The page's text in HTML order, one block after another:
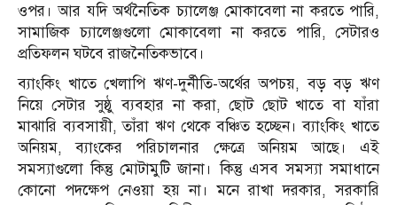
ওপর। আর যদি অর্থনৈতিক চ্যালেঞ্জ মোকাবেলা না করতে পারি,
সামাজিক চ্যালেঞ্জগুলো মোকাবেলা না করতে পারি, সেটারও
প্রতিফলন ঘটবে রাজনৈতিকভাবে।
ব্যাংকিং খাতে খেলাপি ঋণ-দুর্নীতি-অর্থের অপচয়, বড় বড় ঋণ
নিয়ে সেটার সুষ্ঠু ব্যবহার না করা, ছোট ছোট খাতে বা যাঁরা
মাঝারি ব্যবসায়ী, তাঁরা ঋণ থেকে বঞ্চিত হচ্ছেন। ব্যাংকিং খাতে
অনিয়ম, ব্যাংকের পরিচালনার ক্ষেত্রে অনিয়ম আছে। এই
সমস্যাগুলো কিন্তু মোটামুটি জানা। কিন্তু এসব সমস্যা সমাধানে
কোনো পদক্ষেপ নেওয়া হয় না। মনে রাখা দরকার, সরকারি